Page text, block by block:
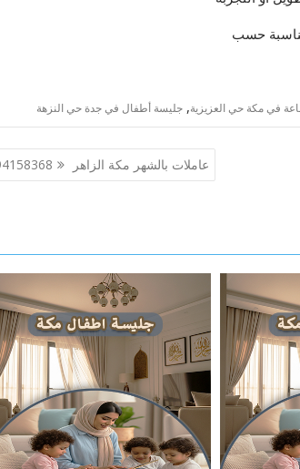
حسب
في مكة حي العزيزية, جليسة أطفال في جدة حي النزهة
عاملات بالشهر مكة الزاهر 0594158368